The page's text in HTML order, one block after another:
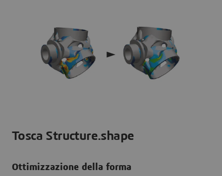
Tosca Structure.shape
Ottimizzazione della forma